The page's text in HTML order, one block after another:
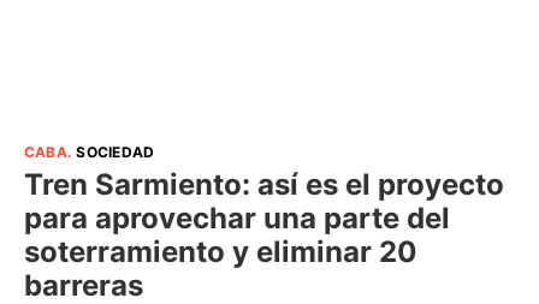
CABA.SOCIEDAD
Tren Sarmiento: así es el proyecto
para aprovechar una parte del
soterramiento y eliminar 20
barreras